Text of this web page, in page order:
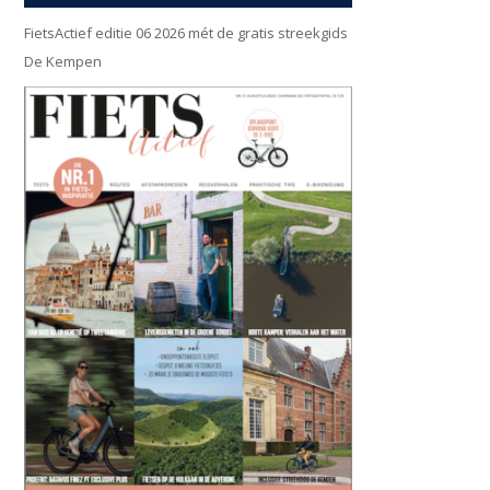
FietsActief editie 06 2026 mét de gratis streekgids
De Kempen